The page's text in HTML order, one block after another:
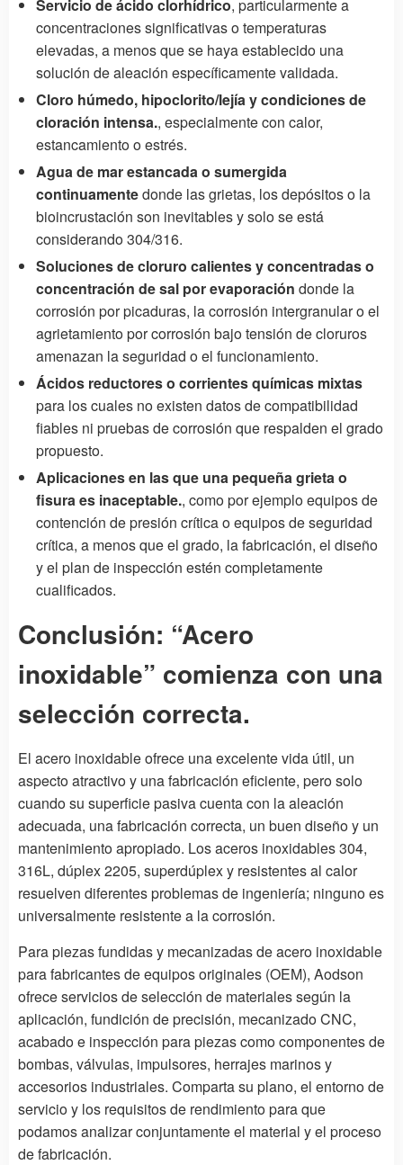
Servicio de ácido clorhídrico, particularmente a
concentraciones significativas o temperaturas
elevadas, a menos que se haya establecido una
solución de aleación específicamente validada.
Cloro húmedo, hipoclorito/lejía y condiciones de
cloración intensa., especialmente con calor,
estancamiento o estrés.
Agua de mar estancada o sumergida
continuamentedonde las grietas, los depósitos o la
bioincrustación son inevitables y solo se está
considerando 304/316.
Soluciones de cloruro calientes y concentradas o
concentración de sal por evaporación donde la
corrosión por picaduras, la corrosión intergranular o el
agrietamiento por corrosión bajo tensión de cloruros
amenazan la seguridad o el funcionamiento.
Ácidos reductores o corrientes químicas mixtas
para los cuales no existen datos de compatibilidad
fiables ni pruebas de corrosión que respalden el grado
propuesto.
Aplicaciones en las que una pequeña grieta o
fisura es inaceptable., como por ejemplo equipos de
contención de presión crítica o equipos de seguridad
crítica, a menos que el grado, la fabricación, el diseño
y el plan de inspección estén completamente
cualificados.
Conclusión: “Acero
inoxidable” comienza con una
selección correcta.
El acero inoxidable ofrece una excelente vida útil, un
aspecto atractivo y una fabricación eficiente, pero solo
cuando su superficie pasiva cuenta con la aleación
adecuada, una fabricación correcta, un buen diseño y un
mantenimiento apropiado. Los aceros inoxidables 304,
316L, dúplex 2205, superdúplex y resistentes al calor
resuelven diferentes problemas de ingeniería; ninguno es
universalmente resistente a la corrosión.
Para piezas fundidas y mecanizadas de acero inoxidable
para fabricantes de equipos originales (OEM), Aodson
ofrece servicios de selección de materiales según la
aplicación, fundición de precisión, mecanizado CNC,
acabado e inspección para piezas como componentes de
bombas, válvulas, impulsores, herrajes marinos y
accesorios industriales. Comparta su plano, el entorno de
servicio y los requisitos de rendimiento para que
podamos analizar conjuntamente el material y el proceso
de fabricación.